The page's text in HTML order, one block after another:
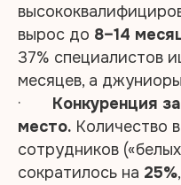
вырос до 8–14
37% специалистов
месяцев, а
· Конкуренция
место. Количество
сотрудников
сократилось на 25%